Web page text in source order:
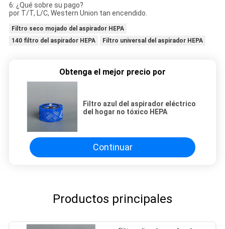
6: ¿Qué sobre su pago?
por T/T, L/C, Western Union tan encendido.
Filtro seco mojado del aspirador HEPA
140 filtro del aspirador HEPA
Filtro universal del aspirador HEPA
Obtenga el mejor precio por
Filtro azul del aspirador eléctrico
del hogar no tóxico HEPA
Continuar
Productos principales